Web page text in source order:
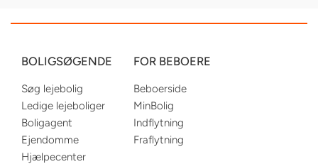
BOLIGSØGENDE
Søg lejebolig
Ledige lejeboliger
Boligagent
Ejendomme
Hjælpecenter
FOR BEBOERE
Beboerside
MinBolig
Indflytning
Fraflytning